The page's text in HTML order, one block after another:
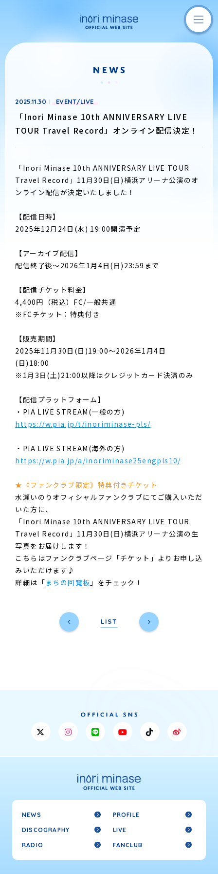
2025.11.30 EVENT/LIVE
「Inori Minase 10th ANNIVERSARY LIVE
TOUR Travel Record」オンライン配信決定！
「Inori Minase 10th ANNIVERSARY LIVE TOUR
Travel Record」11月30日(日)横浜アリーナ公演のオ
ンライン配信が決定いたしました！
【配信日時】
2025年12月24日(水) 19:00開演予定
【アーカイブ配信】
配信終了後〜2026年1月4日(日)23:59まで
【配信チケット料金】
4,400円（税込）FC/一般共通
※FCチケット：特典付き
【販売期間】
2025年11月30日(日)19:00〜2026年1月4日
(日)18:00
※1月3日(土)21:00以降はクレジットカード決済のみ
【配信プラットフォーム】
・PIA LIVE STREAM(一般の方)
https://w.pia.jp/t/inoriminase-pls/
・PIA LIVE STREAM(海外の方)
https://w.pia.jp/a/inoriminase25engpls10/
★《ファンクラブ限定》特典付きチケット
水瀬いのりオフィシャルファンクラブにてご購入いただ
いた方に、
「Inori Minase 10th ANNIVERSARY LIVE TOUR
Travel Record」11月30日(日)横浜アリーナ公演の生
写真をお届けします！
こちらはファンクラブページ「チケット」よりお申し込
みいただけます♪
詳細は「まちの回覧板 」をチェック！
LIST
NEWS PROFILE
DISCOGRAPHY LIVE
RADIO FANCLUB